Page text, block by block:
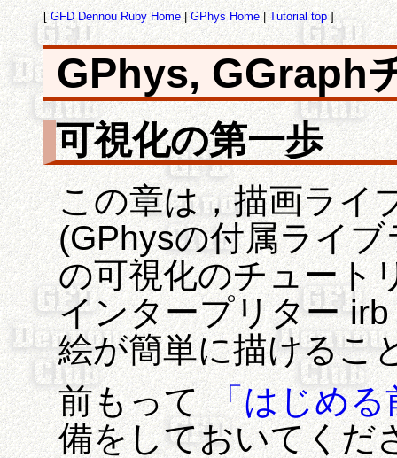
[GFD Dennou Ruby Home|GPhys Home|Tutorial top]
GPhys, GGraph
可視化の第一歩
この章は，描画ライ
(GPhysの付属ライ
の可視化のチュート
インタープリター
絵が簡単に描けるこ
前もって「はじめる
備をしておいてくだ